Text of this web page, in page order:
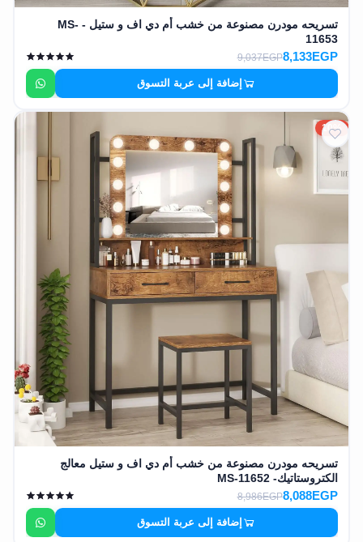
تسريحه مودرن مصنوعة من خشب أم دي اف و ستيل - MS-
11653
8,133EGP
9,037EGP
إضافة إلى عربة التسوق
10%
تسريحه مودرن مصنوعة من خشب أم دي اف و ستيل معالج
الكتروستاتيك- MS-11652
8,088EGP
8,986EGP
إضافة إلى عربة التسوق